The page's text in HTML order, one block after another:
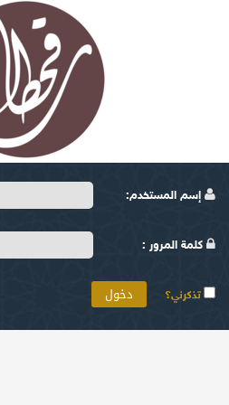
إسم المستخدم:
كلمة المرور :
تذكرني؟